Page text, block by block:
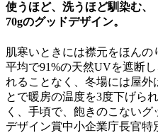
使うほど、洗うほど馴染む、
70gのグッドデザイン。
肌寒いときには襟元をほん
平均で91%の天然UVを遮断
れることなく、冬場には屋外
とで暖房の温度を3度下げら
く、手頃で、飽きのこないグ
デザイン賞中小企業庁長官